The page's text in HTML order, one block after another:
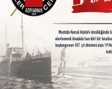
Özel Haber
Kültür Sanat
Eğitim